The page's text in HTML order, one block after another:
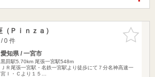
お気に入
りに追加
Ｐｉｎｚａ）
0 件
愛知県 / 一宮市
黒田駅5.70km 尾張一宮駅548m
ＪＲ尾張一宮駅・名鉄一宮駅より徒歩にて７分名神高速一
宮Ｉ・Ｃより１５…